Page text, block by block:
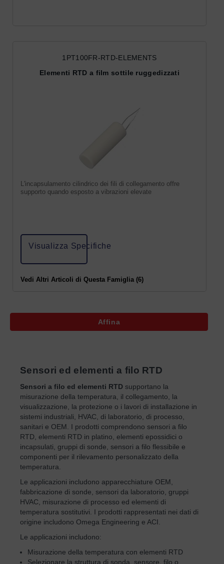
1PT100FR-RTD-ELEMENTS
Elementi RTD a film sottile ruggedizzati
L'incapsulamento cilindrico dei fili di collegamento offre
supporto quando esposto a vibrazioni elevate
Visualizza Specifiche
Vedi Altri Articoli di Questa Famiglia (6)
Affina
Sensori ed elementi a filo RTD
Sensori a filo ed elementi RTD supportano la
misurazione della temperatura, il collegamento, la
visualizzazione, la protezione o i lavori di installazione in
sistemi industriali, HVAC, di laboratorio, di processo,
sanitari e OEM. I prodotti comprendono sensori a filo
RTD, elementi RTD in platino, elementi epossidici o
incapsulati, gruppi di sonde, sensori a filo flessibile e
componenti per il rilevamento personalizzato della
temperatura.
Le applicazioni includono apparecchiature OEM,
fabbricazione di sonde, sensori da laboratorio, gruppi
HVAC, misurazione di processo ed elementi di
temperatura sostitutivi. I prodotti rappresentati nei dati di
origine includono Omega Engineering e ACI.
Le applicazioni includono:
Misurazione della temperatura con elementi RTD
Selezionare la struttura di sonda, sensore, filo o